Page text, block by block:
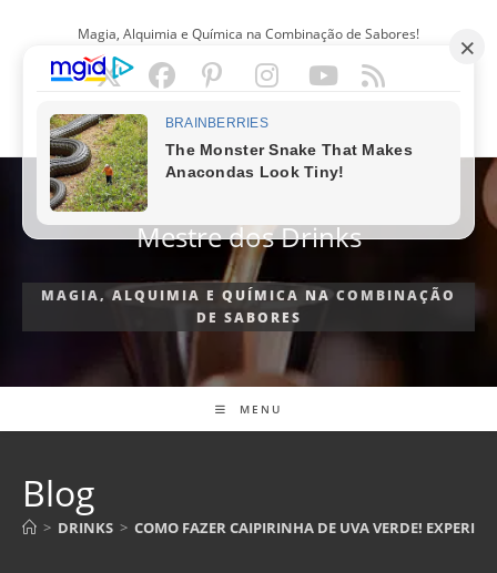
Magia, Alquimia e Química na Combinação de Sabores!
PORTUGUÊS
Mestre dos Drinks
MAGIA, ALQUIMIA E QUÍMICA NA COMBINAÇÃO
DE SABORES
MENU
Blog
> DRINKS > COMO FAZER CAIPIRINHA DE UVA VERDE!